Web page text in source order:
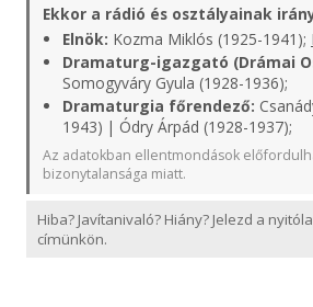
Ekkor a rádió és osztályainak
Elnök: Kozma Miklós (1925-1941);
Dramaturg-igazgató (Drámai
Somogyváry Gyula (1928-1936);
Dramaturgia főrendező:
1943) | Ódry Árpád (1928-1937);
Az adatokban ellentmondások
bizonytalansága miatt.
Hiba? Javítanivaló? Hiány? Jelezd a
címünkön.